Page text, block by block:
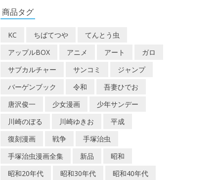
象:
商品タグ
KC ちばてつや
てんとう虫
アップルBOX
アニメ アート
ガロ
サブカルチャー
サンコミ
ジャンプ
バーゲンブック
令和
吾妻ひでお
唐沢俊一
少女漫画
少年サンデー
川崎のぼる
川崎ゆきお
平成
復刻漫画
戦争
手塚治虫
手塚治虫漫画全集
新品
昭和
昭和20年代
昭和30年代
昭和40年代